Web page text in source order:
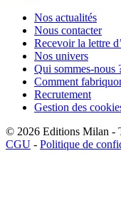
Nos actualités
Nous contacter
Recevoir la lettre
Nos univers
Qui sommes-nous
Comment
Recrutement
Gestion des
© 2026 Editions Milan -
CGU - Politique de